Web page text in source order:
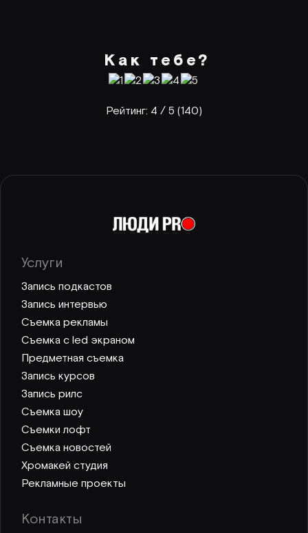
Как тебе?
Рейтинг: 4 / 5 (140)
Услуги
Запись подкастов
Запись интервью
Съемка рекламы
Съемка с led экраном
Предметная съемка
Запись курсов
Запись рилс
Съемка шоу
Съемки лофт
Съемка новостей
Хромакей студия
Рекламные проекты
Контакты